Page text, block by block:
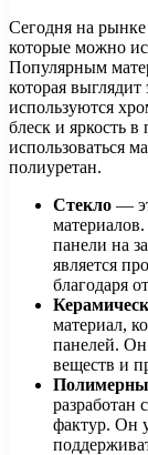
Сегодня на
которые можно
Популярным
которая
используются
блеск и яркость
использоваться
полиуретан.
Стекло —
панели на
является
благодаря
материал,
панелей.
веществ и
разработан
фактур. Он